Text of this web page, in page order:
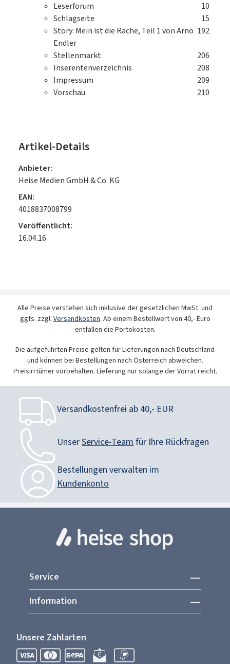
10
Leserforum
15
Schlagseite
192
Story: Mein ist die Rache, Teil 1 von Arno
Endler
206
Stellenmarkt
208
Inserentenverzeichnis
209
Impressum
210
Vorschau
Artikel-Details
Anbieter:
Heise Medien GmbH & Co. KG
EAN:
4018837008799
Veröffentlicht:
16.04.16
Alle Preise verstehen sich inklusive der gesetzlichen MwSt. und
ggfs. zzgl.Versandkosten. Ab einem Bestellwert von 40,- Euro
entfallen die Portokosten.
Die aufgeführten Preise gelten für Lieferungen nach Deutschland
und können bei Bestellungen nach Österreich abweichen.
Preisirrtümer vorbehalten. Lieferung nur solange der Vorrat reicht.
Versandkostenfrei ab 40,- EUR
UnserService-Team für Ihre Rückfragen
Bestellungen verwalten im
Kundenkonto
Service
Information
Unsere Zahlarten